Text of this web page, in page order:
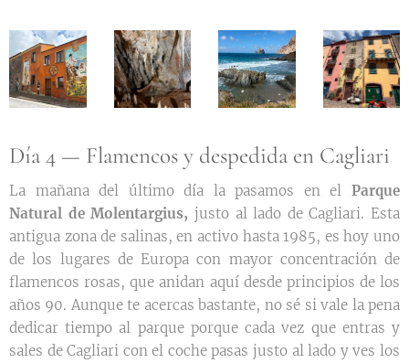
Día 4 — Flamencos y despedida en Cagliari
La mañana del último día la pasamos en el Parque
Natural de Molentargius, justo al lado de Cagliari. Esta
antigua zona de salinas, en activo hasta 1985, es hoy uno
de los lugares de Europa con mayor concentración de
flamencos rosas, que anidan aquí desde principios de los
años 90. Aunque te acercas bastante, no sé si vale la pena
dedicar tiempo al parque porque cada vez que entras y
sales de Cagliari con el coche pasas justo al lado y ves los